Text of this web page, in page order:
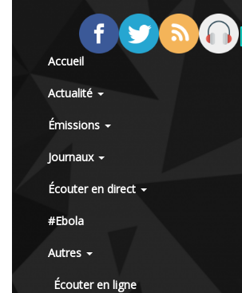
Accueil
Actualité
Émissions
Journaux
Écouter en direct
#Ebola
Autres
Écouter en ligne